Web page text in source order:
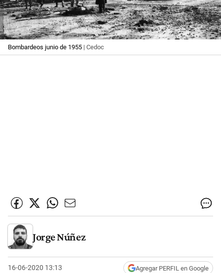
Bombardeos junio de 1955 | Cedoc
Jorge Núñez
16-06-2020 13:13 Agregar PERFIL en Google